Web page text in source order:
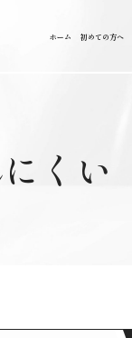
ホーム 初めての方へ
くい